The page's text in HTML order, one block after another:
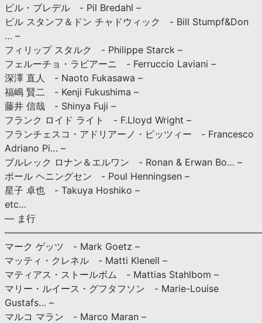
ピル・ブレデル - Pil Bredahl –
ビル スタンフ＆ドン チャドウィック - Bill Stumpf&Don
… –
フィリップ スタルク - Philippe Starck –
フェルーチョ・ラビアーニ - Ferruccio Laviani –
深澤 直人 - Naoto Fukasawa –
福嶋 賢二 - Kenji Fukushima –
藤井 信哉 - Shinya Fuji –
フランク ロイド ライト - F.Lloyd Wright –
フランチェスコ・アドリアーノ・ピッツィー - Francesco
Adriano Pi… –
ブルレック ロナン＆エルワン - Ronan & Erwan Bo… –
ポール ヘニングセン - Poul Henningsen –
星子 卓也 - Takuya Hoshiko –
etc…
— ま行
マーク ゲッツ - Mark Goetz –
マッティ・クレネル - Matti Klenell –
マティアス・ストールボム - Mattias Stahlbom –
マリー・ルイース・グフタフソン - Marie-Louise
Gustafs… –
マルコ マラン - Marco Maran –